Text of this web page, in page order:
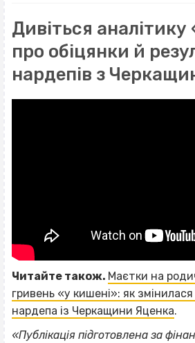
Дивіться аналітику
про обіцянки й
нардепів з
Читайте також. Маєтки на
гривень «у кишені»: як змінилася
нардепа із Черкащини Яценка.
«Публікація підготовлена за